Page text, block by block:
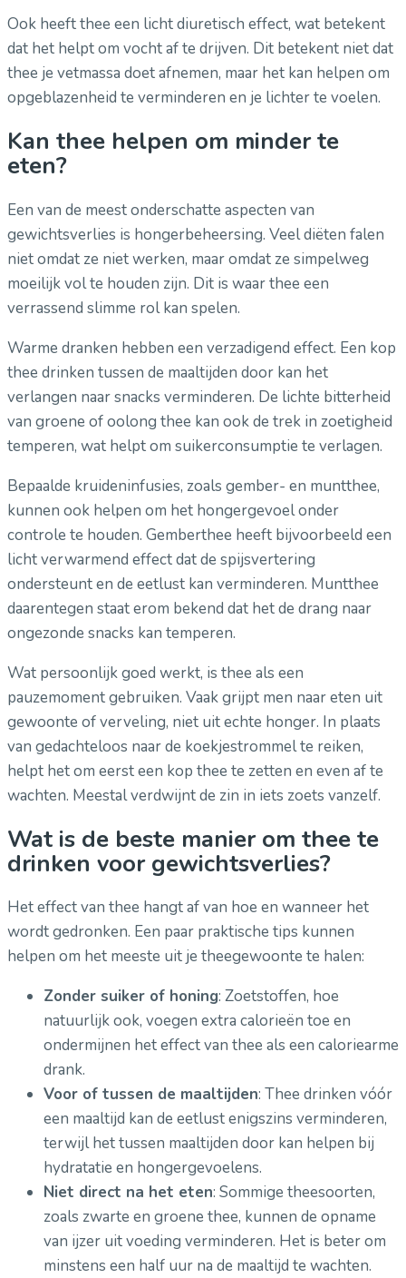
Ook heeft thee een licht diuretisch effect, wat betekent
dat het helpt om vocht af te drijven. Dit betekent niet dat
thee je vetmassa doet afnemen, maar het kan helpen om
opgeblazenheid te verminderen en je lichter te voelen.
Kan thee helpen om minder te
eten?
Een van de meest onderschatte aspecten van
gewichtsverlies is hongerbeheersing. Veel diëten falen
niet omdat ze niet werken, maar omdat ze simpelweg
moeilijk vol te houden zijn. Dit is waar thee een
verrassend slimme rol kan spelen.
Warme dranken hebben een verzadigend effect. Een kop
thee drinken tussen de maaltijden door kan het
verlangen naar snacks verminderen. De lichte bitterheid
van groene of oolong thee kan ook de trek in zoetigheid
temperen, wat helpt om suikerconsumptie te verlagen.
Bepaalde kruideninfusies, zoals gember- en muntthee,
kunnen ook helpen om het hongergevoel onder
controle te houden. Gemberthee heeft bijvoorbeeld een
licht verwarmend effect dat de spijsvertering
ondersteunt en de eetlust kan verminderen. Muntthee
daarentegen staat erom bekend dat het de drang naar
ongezonde snacks kan temperen.
Wat persoonlijk goed werkt, is thee als een
pauzemoment gebruiken. Vaak grijpt men naar eten uit
gewoonte of verveling, niet uit echte honger. In plaats
van gedachteloos naar de koekjestrommel te reiken,
helpt het om eerst een kop thee te zetten en even af te
wachten. Meestal verdwijnt de zin in iets zoets vanzelf.
Wat is de beste manier om thee te
drinken voor gewichtsverlies?
Het effect van thee hangt af van hoe en wanneer het
wordt gedronken. Een paar praktische tips kunnen
helpen om het meeste uit je theegewoonte te halen:
Zonder suiker of honing: Zoetstoffen, hoe
natuurlijk ook, voegen extra calorieën toe en
ondermijnen het effect van thee als een caloriearme
drank.
Voor of tussen de maaltijden: Thee drinken vóór
een maaltijd kan de eetlust enigszins verminderen,
terwijl het tussen maaltijden door kan helpen bij
hydratatie en hongergevoelens.
Niet direct na het eten: Sommige theesoorten,
zoals zwarte en groene thee, kunnen de opname
van ijzer uit voeding verminderen. Het is beter om
minstens een half uur na de maaltijd te wachten.